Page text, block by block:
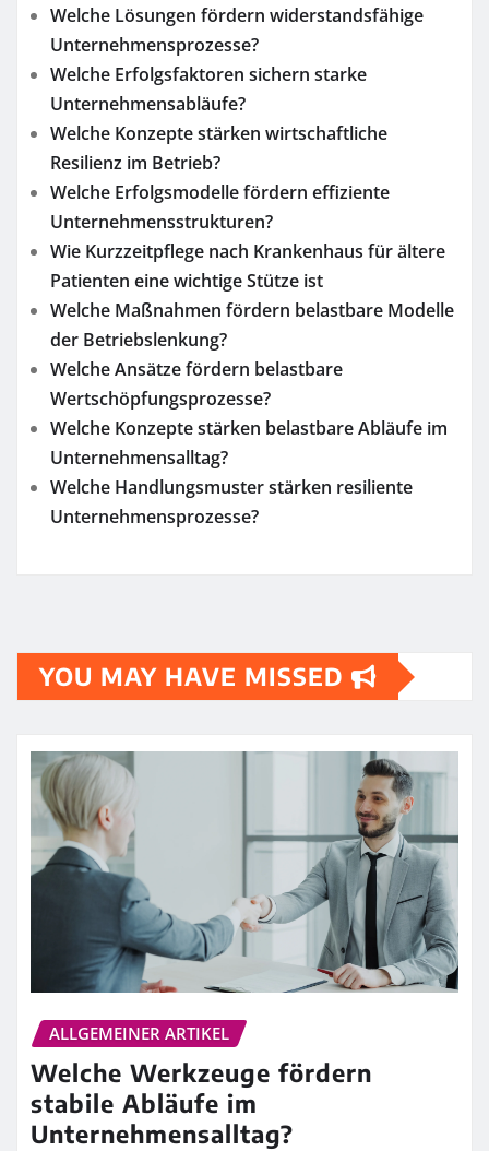
Welche Lösungen fördern widerstandsfähige
Unternehmensprozesse?
Welche Erfolgsfaktoren sichern starke
Unternehmensabläufe?
Welche Konzepte stärken wirtschaftliche
Resilienz im Betrieb?
Welche Erfolgsmodelle fördern effiziente
Unternehmensstrukturen?
Wie Kurzzeitpflege nach Krankenhaus für ältere
Patienten eine wichtige Stütze ist
Welche Maßnahmen fördern belastbare Modelle
der Betriebslenkung?
Welche Ansätze fördern belastbare
Wertschöpfungsprozesse?
Welche Konzepte stärken belastbare Abläufe im
Unternehmensalltag?
Welche Handlungsmuster stärken resiliente
Unternehmensprozesse?
YOU MAY HAVE MISSED
ALLGEMEINER ARTIKEL
Welche Werkzeuge fördern
stabile Abläufe im
Unternehmensalltag?